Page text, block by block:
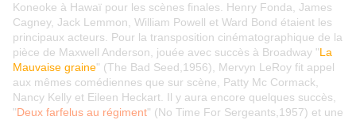
Koneoke à Hawaï pour les scènes finales. Henry Fonda, James
Cagney, Jack Lemmon, William Powell et Ward Bond étaient les
principaux acteurs. Pour la transposition cinématographique de la
pièce de Maxwell Anderson, jouée avec succès à Broadway "La
Mauvaise graine" (The Bad Seed,1956), Mervyn LeRoy fit appel
aux mêmes comédiennes que sur scène, Patty Mc Cormack,
Nancy Kelly et Eileen Heckart. Il y aura encore quelques succès,
"Deux farfelus au régiment" (No Time For Sergeants,1957) et une